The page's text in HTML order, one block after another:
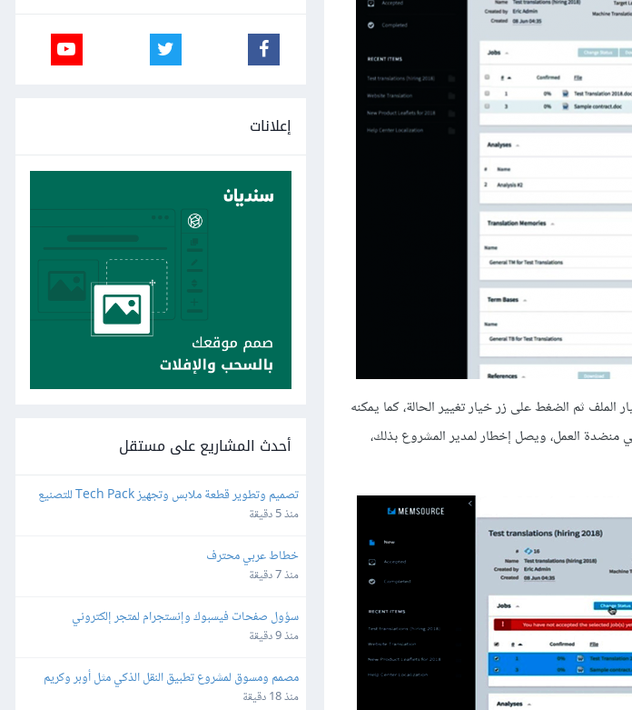
ثم الضغط على زر خيار تغيير الحالة، كما يمكنه
منضدة العمل، ويصل إخطار لمدير المشروع بذلك،
إعلانات
أحدث المشاريع على مستقل
تصميم وتطوير قطعة ملابس وتجهيز Tech Pack للتصنيع
منذ 5 دقيقة
خطاط عربي محترف
منذ 7 دقيقة
سؤول صفحات فيسبوك وإنستجرام لمتجر إلكتروني
منذ 9 دقيقة
مصمم ومسوق لمشروع تطبيق النقل الذكي مثل أوبر وكريم
منذ 18 دقيقة